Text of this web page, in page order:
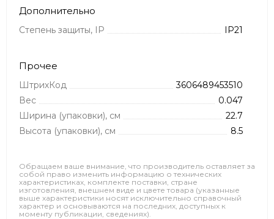
Дополнительно
Степень защиты, IP IP21
Прочее
ШтрихКод
3606489453510
Вес
0.047
Ширина (упаковки), см
22.7
Высота (упаковки), см
8.5
Обращаем ваше внимание, что производитель оставляет за
собой право изменить информацию о технических
характеристиках, комплекте поставки, стране
изготовления, внешнем виде и цвете товара (указанные
выше характеристики носят исключительно справочный
характер и основываются на последних, доступных к
моменту публикации, сведениях).